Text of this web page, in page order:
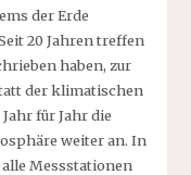
der Erde
20 Jahren treffen
haben, zur
der klimatischen
für Jahr die
weiter an. In
Messstationen